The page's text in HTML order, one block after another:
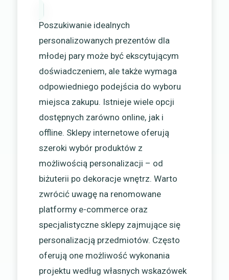
Poszukiwanie idealnych
personalizowanych prezentów dla
młodej pary może być ekscytującym
doświadczeniem, ale także wymaga
odpowiedniego podejścia do wyboru
miejsca zakupu. Istnieje wiele opcji
dostępnych zarówno online, jak i
offline. Sklepy internetowe oferują
szeroki wybór produktów z
możliwością personalizacji – od
biżuterii po dekoracje wnętrz. Warto
zwrócić uwagę na renomowane
platformy e-commerce oraz
specjalistyczne sklepy zajmujące się
personalizacją przedmiotów. Często
oferują one możliwość wykonania
projektu według własnych wskazówek